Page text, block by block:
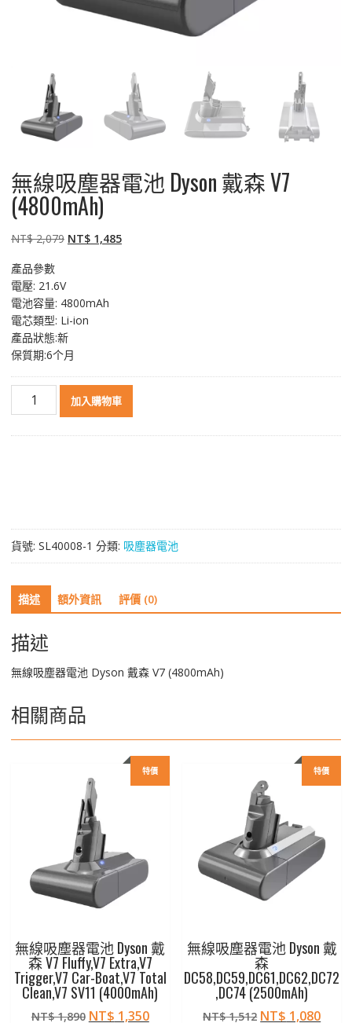
無線吸塵器電池 Dyson 戴森 V7
(4800mAh)
NT$2,079 原
NT$ 2,079。
NT$1,485目
產品參數
電壓: 21.6V
電池容量: 4800mAh
電芯類型: Li-ion
產品狀態:新
保質期:6个月
戴
森
V7
(4800mAh)
數
量
加入購物車
貨號: SL40008-1 分類: 吸塵器電池
描述 額外資訊 評價 (0)
描述
無線吸塵器電池 Dyson 戴森 V7 (4800mAh)
相關商品
特價
無線吸塵器電池 Dyson 戴
森 V7 Fluffy,V7 Extra,V7
Trigger,V7 Car-Boat,V7 Total
Clean,V7 SV11 (4000mAh)
NT$1,890 原
NT$ 1,350目
特價
無線吸塵器電池 Dyson 戴
森
DC58,DC59,DC61,DC62,DC72
,DC74 (2500mAh)
NT$1,512 原
NT$ 1,080目